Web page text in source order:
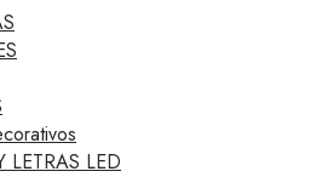
LETRAS LED